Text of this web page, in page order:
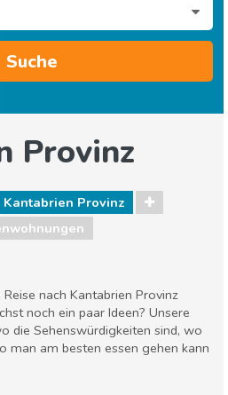
Suche
Provinz
Kantabrien Provinz
nach Kantabrien Provinz
noch ein paar Ideen? Unsere
die Sehenswürdigkeiten sind, wo
man am besten essen gehen kann